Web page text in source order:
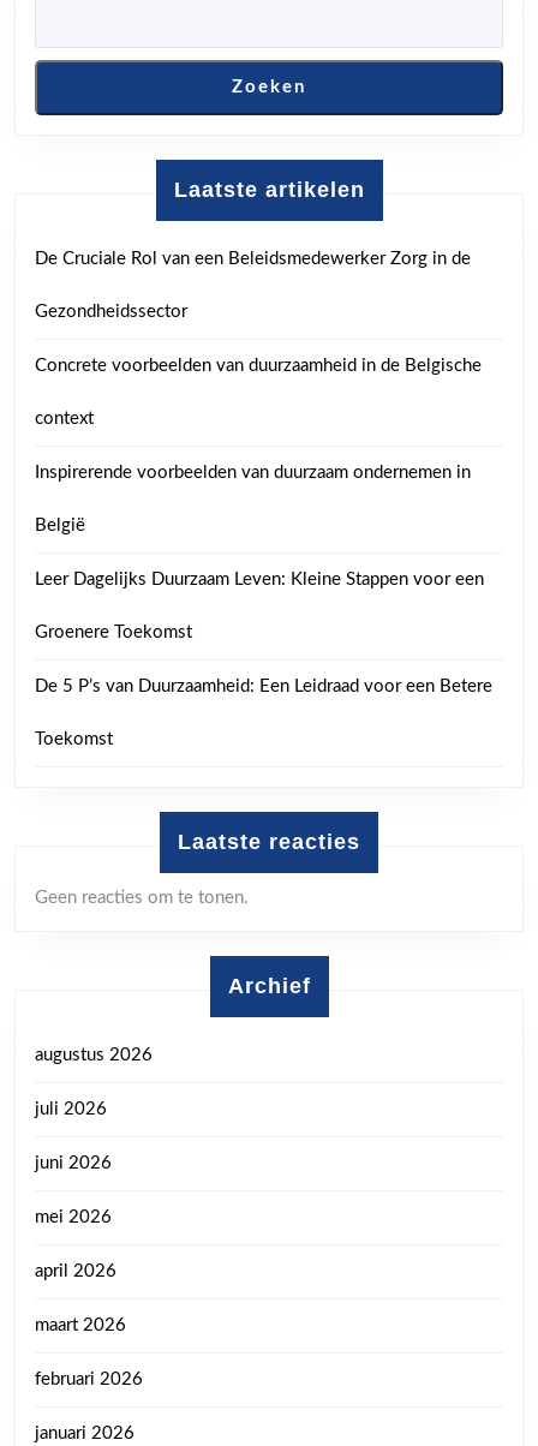
Zoeken
Laatste artikelen
De Cruciale Rol van een Beleidsmedewerker Zorg in de
Gezondheidssector
Concrete voorbeelden van duurzaamheid in de Belgische
context
Inspirerende voorbeelden van duurzaam ondernemen in
België
Leer Dagelijks Duurzaam Leven: Kleine Stappen voor een
Groenere Toekomst
De 5 P’s van Duurzaamheid: Een Leidraad voor een Betere
Toekomst
Laatste reacties
Geen reacties om te tonen.
Archief
augustus 2026
juli 2026
juni 2026
mei 2026
april 2026
maart 2026
februari 2026
januari 2026